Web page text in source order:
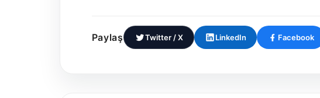
Paylaş Twitter / X LinkedIn Facebook